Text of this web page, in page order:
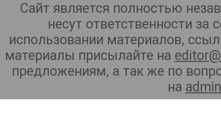
Сайт является полностью
несут ответственности
использовании материалов,
материалы присылайте на
предложениям, а так же по
на